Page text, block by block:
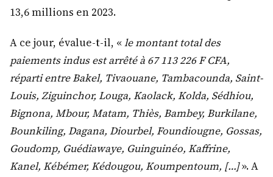
13,6 millions en 2023.
A ce jour, évalue-t-il, «le montant total des
paiements indus est arrêté à 67 113 226 F CFA,
réparti entre Bakel, Tivaouane, Tambacounda, Saint-
Louis, Ziguinchor, Louga, Kaolack, Kolda, Sédhiou,
Bignona, Mbour, Matam, Thiès, Bambey, Burkilane,
Bounkiling, Dagana, Diourbel, Foundiougne, Gossas,
Goudomp, Guédiawaye, Guinguinéo, Kaffrine,
Kanel, Kébémer, Kédougou, Koumpentoum, […]». A